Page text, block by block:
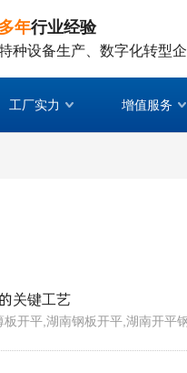
多年行业经验
种设备生产、数字化转型企
工厂实力 增值服务
关键工艺
开平,湖南钢板开平,湖南开平